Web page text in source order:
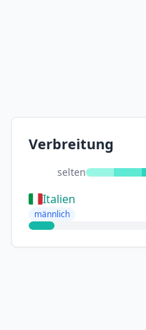
Verbreitung
selten
Italien
männlich